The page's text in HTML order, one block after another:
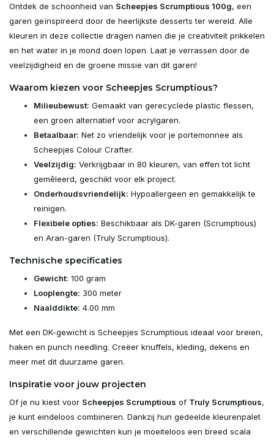
Ontdek de schoonheid van Scheepjes Scrumptious 100g, een
garen geïnspireerd door de heerlijkste desserts ter wereld. Alle
kleuren in deze collectie dragen namen die je creativiteit prikkelen
en het water in je mond doen lopen. Laat je verrassen door de
veelzijdigheid en de groene missie van dit garen!
Waarom kiezen voor Scheepjes Scrumptious?
Milieubewust: Gemaakt van gerecyclede plastic flessen,
een groen alternatief voor acrylgaren.
Betaalbaar: Net zo vriendelijk voor je portemonnee als
Scheepjes Colour Crafter.
Veelzijdig: Verkrijgbaar in 80 kleuren, van effen tot licht
gemêleerd, geschikt voor elk project.
Onderhoudsvriendelijk: Hypoallergeen en gemakkelijk te
reinigen.
Flexibele opties: Beschikbaar als DK-garen (Scrumptious)
en Aran-garen (Truly Scrumptious).
Technische specificaties
Gewicht: 100 gram
Looplengte: 300 meter
Naalddikte: 4.00 mm
Met een DK-gewicht is Scheepjes Scrumptious ideaal voor breien,
haken en punch needling. Creëer knuffels, kleding, dekens en
meer met dit duurzame garen.
Inspiratie voor jouw projecten
Of je nu kiest voor Scheepjes Scrumptious of Truly Scrumptious,
je kunt eindeloos combineren. Dankzij hun gedeelde kleurenpalet
en verschillende gewichten kun je moeiteloos een breed scala